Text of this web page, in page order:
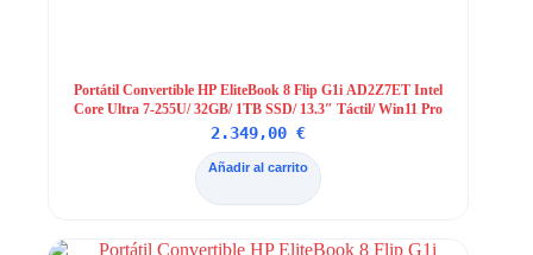
Portátil Convertible HP EliteBook 8 Flip G1i AD2Z7ET Intel
Core Ultra 7-255U/ 32GB/ 1TB SSD/ 13.3″ Táctil/ Win11 Pro
2.349,00€
Añadir al carrito